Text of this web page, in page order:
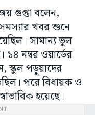
গুপ্তা বলেন,
খবর শুনে
সামান্য ভুল
১৪ নম্বর ওয়ার্ডের
স্কুল পড়ুয়াদের
পরে বিধায়ক ও
হয়েছে।